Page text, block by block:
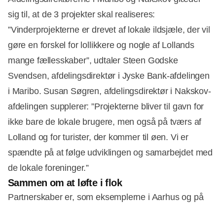
sig til, at de 3 projekter skal realiseres:
”Vinderprojekterne er drevet af lokale ildsjæle, der vil
gøre en forskel for lollikkere og nogle af Lollands
mange fællesskaber”, udtaler Steen Godske
Svendsen, afdelingsdirektør i Jyske Bank-afdelingen
i Maribo. Susan Søgren, afdelingsdirektør i Nakskov-
afdelingen supplerer: ”Projekterne bliver til gavn for
ikke bare de lokale brugere, men også på tværs af
Lolland og for turister, der kommer til øen. Vi er
spændte på at følge udviklingen og samarbejdet med
de lokale foreninger.”
Sammen om at løfte i flok
Partnerskaber er, som eksemplerne i Aarhus og på